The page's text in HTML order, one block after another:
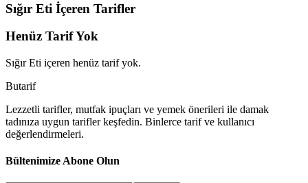
Sığır Eti İçeren Tarifler
Henüz Tarif Yok
Sığır Eti içeren henüz tarif yok.
Butarif
Lezzetli tarifler, mutfak ipuçları ve yemek önerileri ile damak
tadınıza uygun tarifler keşfedin. Binlerce tarif ve kullanıcı
değerlendirmeleri.
Bültenimize Abone Olun